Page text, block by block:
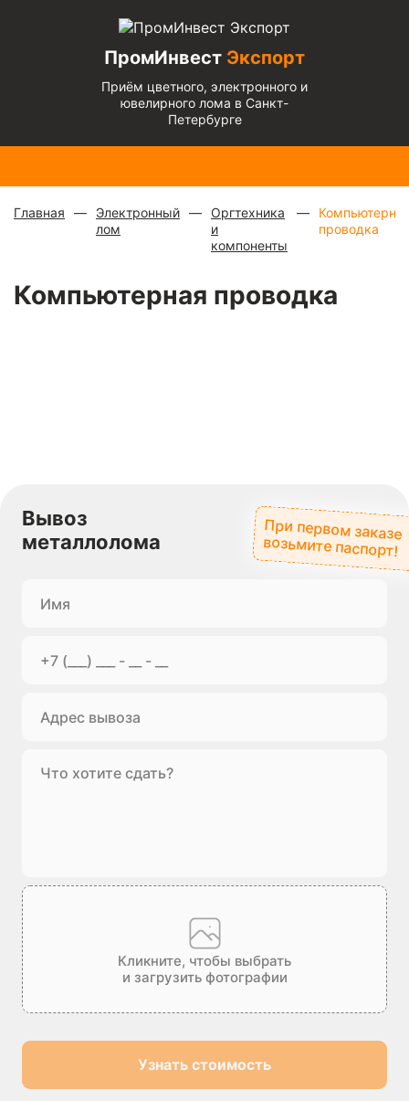
ПромИнвест Экспорт
Приём цветного, электронного и
ювелирного лома в Санкт-
Петербурге
Медь
кг
Радиаторы
310 ₽/кг
Медный
кг
Алюминиевый
₽/кг
Главная
Электронный
лом
Оргтехника
и
компоненты
проводка
Компьютерная проводка
Вывоз
металлолома
При первом заказе
возьмите паспорт!
Кликните, чтобы выбрать
и загрузить фотографии
Узнать стоимость